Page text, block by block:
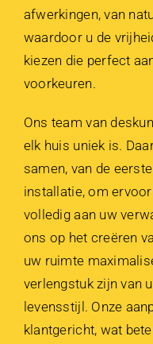
afwerkingen, van
waardoor u de
kiezen die perfect
voorkeuren.
Ons team van
elk huis uniek is.
samen, van de
installatie, om
volledig aan uw
ons op het creëren
uw ruimte
verlengstuk zijn van
levensstijl. Onze
klantgericht, wat